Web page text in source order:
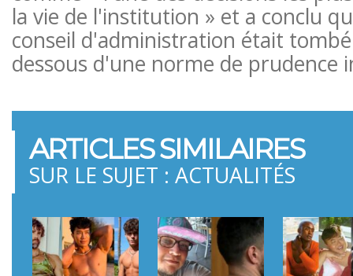
la vie de l'institution » et a conclu
conseil d'administration était
dessous d'une norme de prudence
ARTICLES SIMILAIRES
SUR LE SUJET : ACTUALITÉS